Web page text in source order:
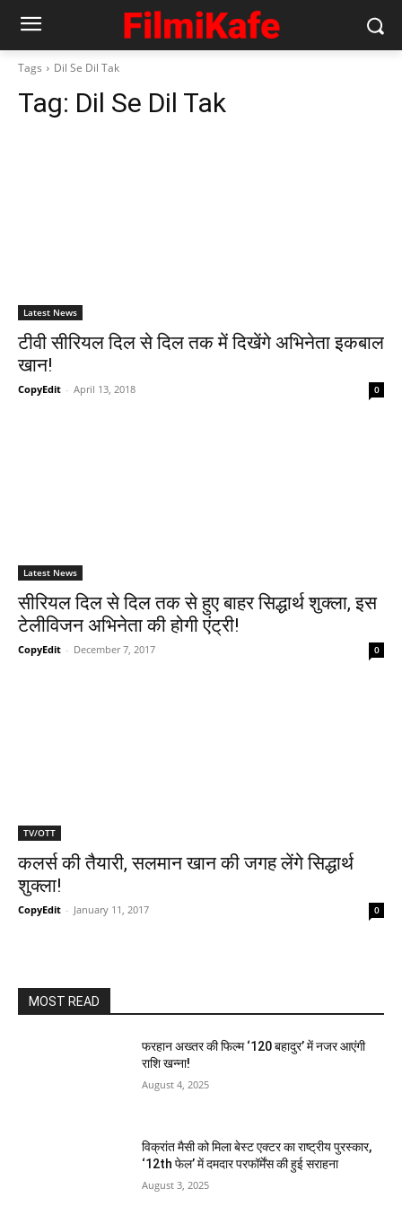
Tags Dil Se Dil Tak
Tag: Dil Se Dil Tak
Latest News
टीवी सीरियल दिल से दिल तक में दिखेंगे अभिनेता इकबाल
खान!
CopyEdit - April 13, 2018 0
Latest News
सीरियल दिल से दिल तक से हुए बाहर सिद्धार्थ शुक्ला, इस
टेलीविजन अभिनेता की होगी एंट्री!
CopyEdit - December 7, 2017 0
TV/OTT
कलर्स की तैयारी, सलमान खान की जगह लेंगे सिद्धार्थ
शुक्‍ला!
CopyEdit - January 11, 2017 0
MOST READ
फरहान अख्तर की फिल्म ‘120 बहादुर’ में नजर आएंगी
राशि खन्ना!
August 4, 2025
विक्रांत मैसी को मिला बेस्ट एक्टर का राष्ट्रीय पुरस्कार,
‘12th फेल’ में दमदार परफॉर्मेंस की हुई सराहना
August 3, 2025